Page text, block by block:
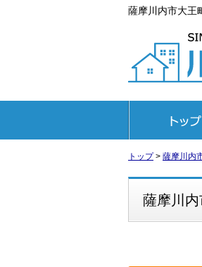
薩摩川内市大王
トップ> 薩摩川内
薩摩川